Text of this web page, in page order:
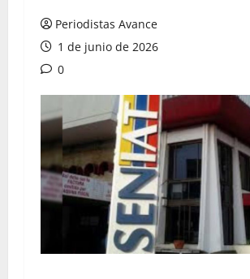
Periodistas Avance
1 de junio de 2026
0